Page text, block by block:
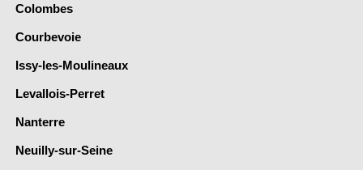
Colombes
Courbevoie
Issy-les-Moulineaux
Levallois-Perret
Nanterre
Neuilly-sur-Seine